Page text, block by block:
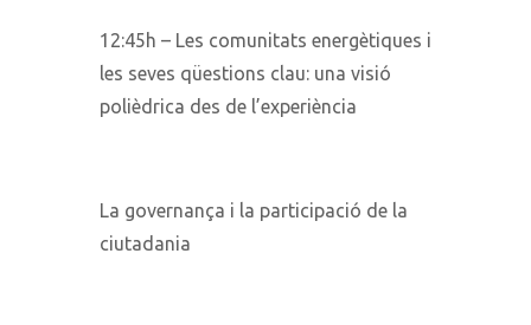
12:45h – Les comunitats energètiques i
les seves qüestions clau: una visió
polièdrica des de l’experiència
La governança i la participació de la
ciutadania